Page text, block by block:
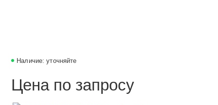
Наличие: уточняйте
Цена по запросу